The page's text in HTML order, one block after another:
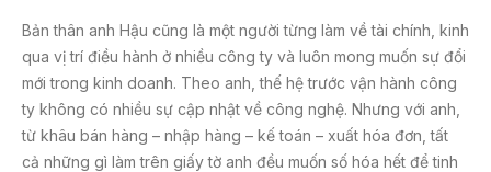
Bản thân anh Hậu cũng là một người từng làm về tài chính, kinh
qua vị trí điều hành ở nhiều công ty và luôn mong muốn sự đổi
mới trong kinh doanh. Theo anh, thế hệ trước vận hành công
ty không có nhiều sự cập nhật về công nghệ. Nhưng với anh,
từ khâu bán hàng – nhập hàng – kế toán – xuất hóa đơn, tất
cả những gì làm trên giấy tờ anh đều muốn số hóa hết để tinh